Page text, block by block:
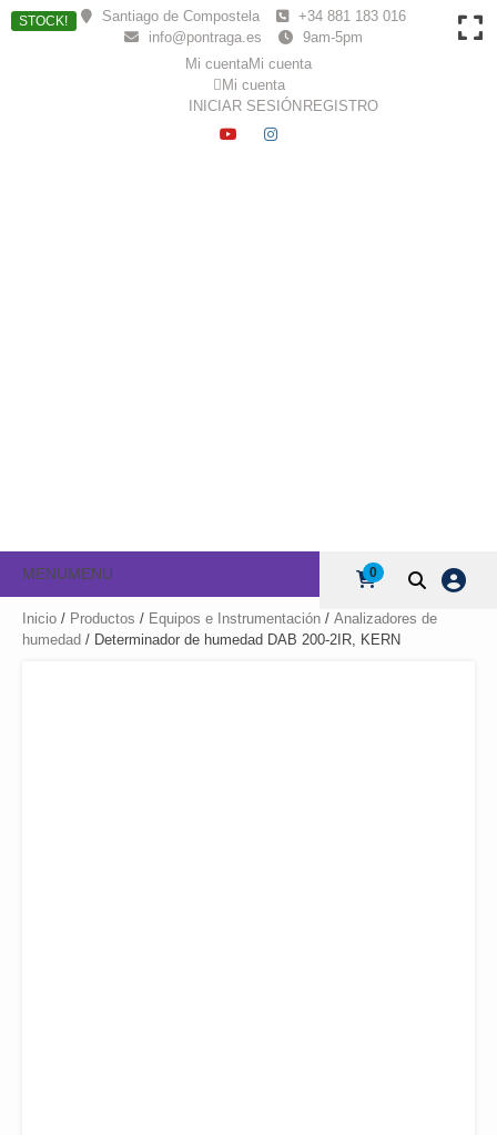
Skip
to
Santiago de Compostela
+34 881 183 016
info@pontraga.es
9am-5pm
Mi cuentaMi cuenta
Mi cuenta
INICIAR SESIÓN REGISTRO
YOUTUBE
INSTAGRAM
MENUMENU 0
Inicio / Productos / Equipos e Instrumentación / Analizadores de
humedad / Determinador de humedad DAB 200-2IR, KERN
STOCK!